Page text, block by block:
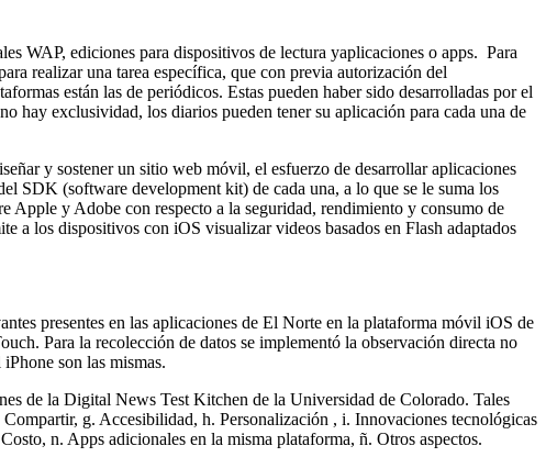
WAP, ediciones para dispositivos de lectura yaplicaciones o apps. Para
realizar una tarea específica, que con previa autorización del
están las de periódicos. Estas pueden haber sido desarrolladas por el
hay exclusividad, los diarios pueden tener su aplicación para cada una de
y sostener un sitio web móvil, el esfuerzo de desarrollar aplicaciones
SDK (software development kit) de cada una, a lo que se le suma los
Apple y Adobe con respecto a la seguridad, rendimiento y consumo de
a los dispositivos con iOS visualizar videos basados en Flash adaptados
presentes en las aplicaciones de El Norte en la plataforma móvil iOS de
Para la recolección de datos se implementó la observación directa no
son las mismas.
de la Digital News Test Kitchen de la Universidad de Colorado. Tales
g. Accesibilidad, h. Personalización , i. Innovaciones tecnológicas
n. Apps adicionales en la misma plataforma, ñ. Otros aspectos.